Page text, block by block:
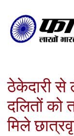
ठेकेदारी से
दलितों को
मिले